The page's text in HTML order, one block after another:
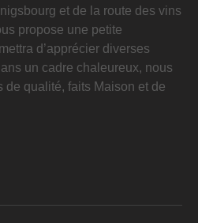
et de la route des vins
propose une petite
d’apprécier diverses
un cadre chaleureux, nous
de qualité, faits Maison et de